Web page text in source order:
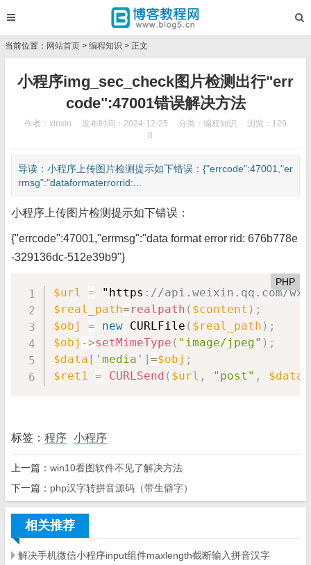
当前位置： 网站首页 > 编程知识 > 正文
小程序img_sec_check图片检测出行"err
code":47001错误解决方法
作者：xlnxin 发布时间：2024-12-25 分类： 编程知识
浏览：129
8
导读：小程序上传图片检测提示如下错误：{"errcode":47001,"er
rmsg":"dataformaterrorrid:...
小程序上传图片检测提示如下错误：
{"errcode":47001,"errmsg":"data format error rid: 676b778e
-329136dc-512e39b9"}
PHP
$url = "https : //api.weixin.qq.com/
$real_path=realpath ( $content ) ;
$obj
= new CURLFile ( $real_path ) ;
$obj ->setMimeType ( "image/jpeg" ) ;
$data [ 'media' ] =$obj ;
$ret1 = CURLSend ( $url , "post" , $data
标签： 程序 小程序
上一篇： win10看图软件不见了解决方法
下一篇： php汉字转拼音源码（带生僻字）
相关推荐
解决手机微信小程序input组件maxlength截断输入拼音汉字